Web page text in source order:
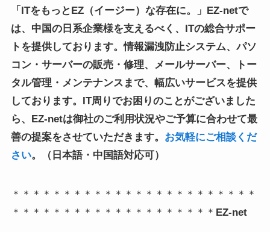
「ITをもっとEZ（イージー）な存在に。」
EZ-netで
は、中国の日系企業様を支えるべく、
ITの総合サポー
トを提供しております。情報漏洩防止システム、パソ
コン・サーバーの販売・修理、メールサーバー、トー
タル管理・メンテナンスまで、 幅広いサービスを提供
しております。
IT周りでお困りのことがございました
ら、EZ-netは御社のご利用状況やご予算に合わせて最
善の提案をさせていただきます。 お気軽にご相談くだ
さい。（日本語・中国語対応可）
＊＊＊＊＊＊＊＊＊＊＊＊＊＊＊＊＊＊＊＊＊＊＊＊
＊＊＊＊＊＊＊＊＊＊＊＊＊＊＊＊＊＊＊＊ EZ-net